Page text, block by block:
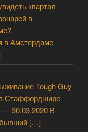
квартал
в
в Амстердаме
Tough Guy
Стаффордшире
— 30.03.2020 В
[…]